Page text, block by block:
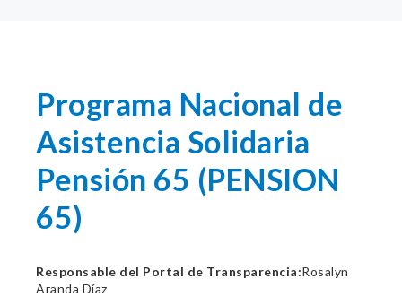
Programa Nacional de
Asistencia Solidaria
Pensión 65 (PENSION
65)
Responsable del Portal de Transparencia:Rosalyn
Aranda Díaz